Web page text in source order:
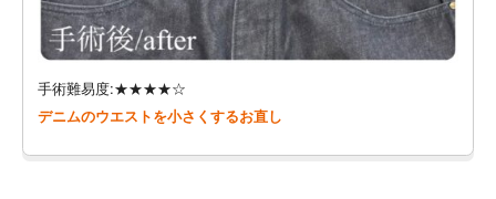
手術難易度:★★★★☆
デニムのウエストを小さくするお直し